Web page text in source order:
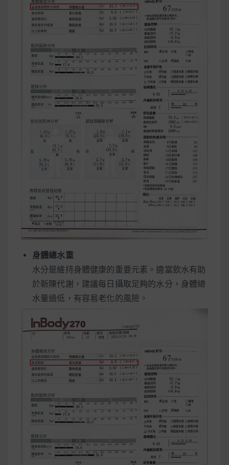
身體總水重
水分是維持身體健康的重要元素。適當飲水有助
於新陳代謝，建議每日攝取足夠的水分，身體總
水量過低，有容易老化的風險。